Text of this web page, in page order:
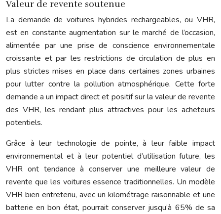
Valeur de revente soutenue
La demande de voitures hybrides rechargeables, ou VHR,
est en constante augmentation sur le marché de l’occasion,
alimentée par une prise de conscience environnementale
croissante et par les restrictions de circulation de plus en
plus strictes mises en place dans certaines zones urbaines
pour lutter contre la pollution atmosphérique. Cette forte
demande a un impact direct et positif sur la valeur de revente
des VHR, les rendant plus attractives pour les acheteurs
potentiels.
Grâce à leur technologie de pointe, à leur faible impact
environnemental et à leur potentiel d’utilisation future, les
VHR ont tendance à conserver une meilleure valeur de
revente que les voitures essence traditionnelles. Un modèle
VHR bien entretenu, avec un kilométrage raisonnable et une
batterie en bon état, pourrait conserver jusqu’à 65% de sa